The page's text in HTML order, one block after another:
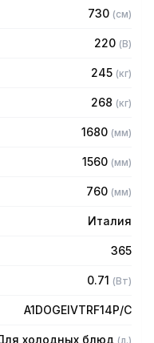
одним
730 (см)
220 (В)
245 (кг)
268 (кг)
1680 (мм)
1560 (мм)
760 (мм)
Италия
365
0.71 (Вт)
A1DOGEIVTRF14P/С
холодных блюд (л.)